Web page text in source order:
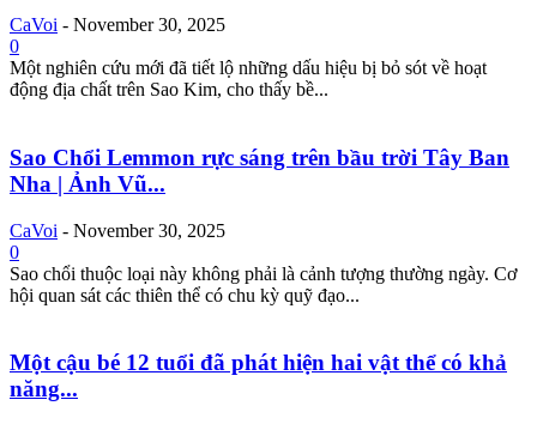
CaVoi - November 30, 2025
0
Một nghiên cứu mới đã tiết lộ những dấu hiệu bị bỏ sót về hoạt
động địa chất trên Sao Kim, cho thấy bề...
Sao Chổi Lemmon rực sáng trên bầu trời Tây Ban
Nha | Ảnh Vũ...
CaVoi - November 30, 2025
0
Sao chổi thuộc loại này không phải là cảnh tượng thường ngày. Cơ
hội quan sát các thiên thể có chu kỳ quỹ đạo...
Một cậu bé 12 tuổi đã phát hiện hai vật thể có khả
năng...